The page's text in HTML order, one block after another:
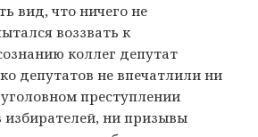
вид, что ничего не
воззвать к
коллег депутат
депутатов не впечатлили ни
преступлении
избирателей, ни призывы